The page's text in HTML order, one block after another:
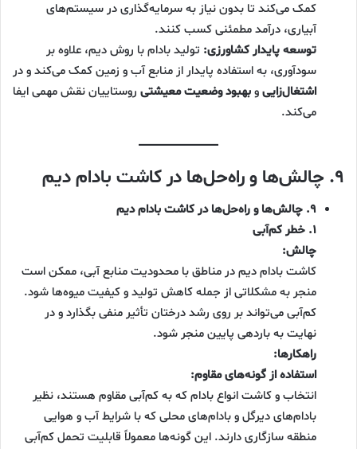
کمک می‌کند تا بدون نیاز به سرمایه‌گذاری در سیستم‌های
آبیاری، درآمد مطمئنی کسب کنند.
توسعه پایدار کشاورزی: تولید بادام با روش دیم، علاوه بر
سودآوری، به استفاده پایدار از منابع آب و زمین کمک می‌کند و در
اشتغال‌زاییوبهبود وضعیت معیشتی روستاییان نقش مهمی ایفا
می‌کند.
۹. چالش‌ها و راه‌حل‌ها در کاشت بادام دیم
۹. چالش‌ها و راه‌حل‌ها در کاشت بادام دیم
۱. خطر کم‌آبی
چالش:
کاشت بادام دیم در مناطق با محدودیت منابع آبی، ممکن است
منجر به مشکلاتی از جمله کاهش تولید و کیفیت میوه‌ها شود.
کم‌آبی می‌تواند بر روی رشد درختان تأثیر منفی بگذارد و در
نهایت به باردهی پایین منجر شود.
راهکارها:
استفاده از گونه‌های مقاوم:
انتخاب و کاشت انواع بادام که به کم‌آبی مقاوم هستند، نظیر
بادام‌های دیرگل و بادام‌های محلی که با شرایط آب و هوایی
منطقه سازگاری دارند. این گونه‌ها معمولاً قابلیت تحمل کم‌آبی